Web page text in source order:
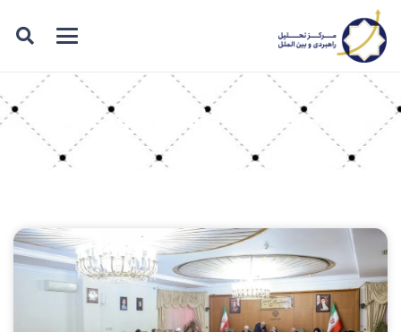
برچسب: گاشت نهادی